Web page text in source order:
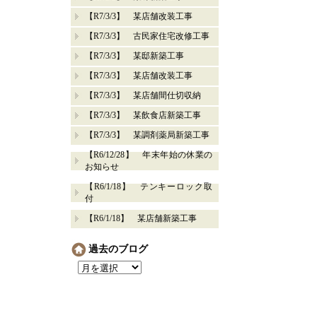
【R7/3/3】 某店舗改装工事
【R7/3/3】 古民家住宅改修工事
【R7/3/3】 某邸新築工事
【R7/3/3】 某店舗改装工事
【R7/3/3】 某店舗間仕切収納
【R7/3/3】 某飲食店新築工事
【R7/3/3】 某調剤薬局新築工事
【R6/12/28】 年末年始の休業の
お知らせ
【R6/1/18】 テンキーロック取
付
【R6/1/18】 某店舗新築工事
過去のブログ
過
去